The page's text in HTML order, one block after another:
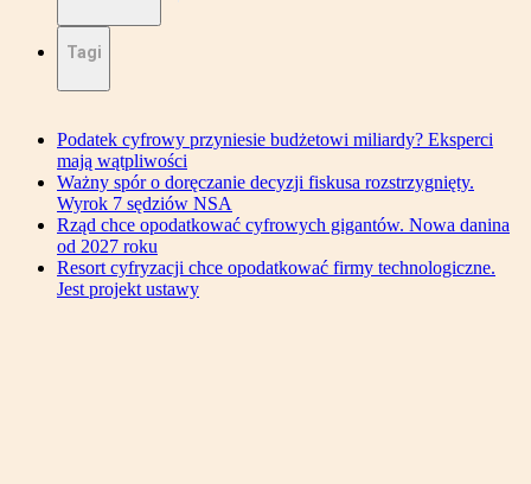
Tagi
Podatek cyfrowy przyniesie budżetowi miliardy? Eksperci
mają wątpliwości
Ważny spór o doręczanie decyzji fiskusa rozstrzygnięty.
Wyrok 7 sędziów NSA
Rząd chce opodatkować cyfrowych gigantów. Nowa danina
od 2027 roku
Resort cyfryzacji chce opodatkować firmy technologiczne.
Jest projekt ustawy